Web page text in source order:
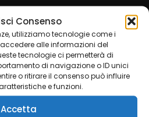
Consenso
utilizziamo tecnologie come i
alle informazioni del
tecnologie ci permetterà di
di navigazione o ID unici
o ritirare il consenso può influire
e funzioni.
Accetta
MilanoBio Edilizia
Group
è esperto in varie tecniche di
stucchi, spatolati, velature,
e tanto altro.
PREVENTIVO GRATUITO